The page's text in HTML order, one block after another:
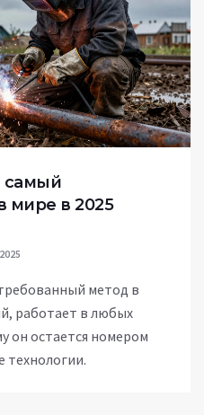
самый
мире в 2025
метод в
работает в любых
он остается номером
технологии.